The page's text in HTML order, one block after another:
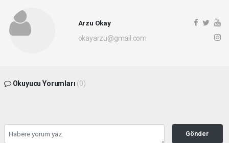
Arzu Okay
okayarzu@gmail.com
Okuyucu Yorumları (0)
Gönder